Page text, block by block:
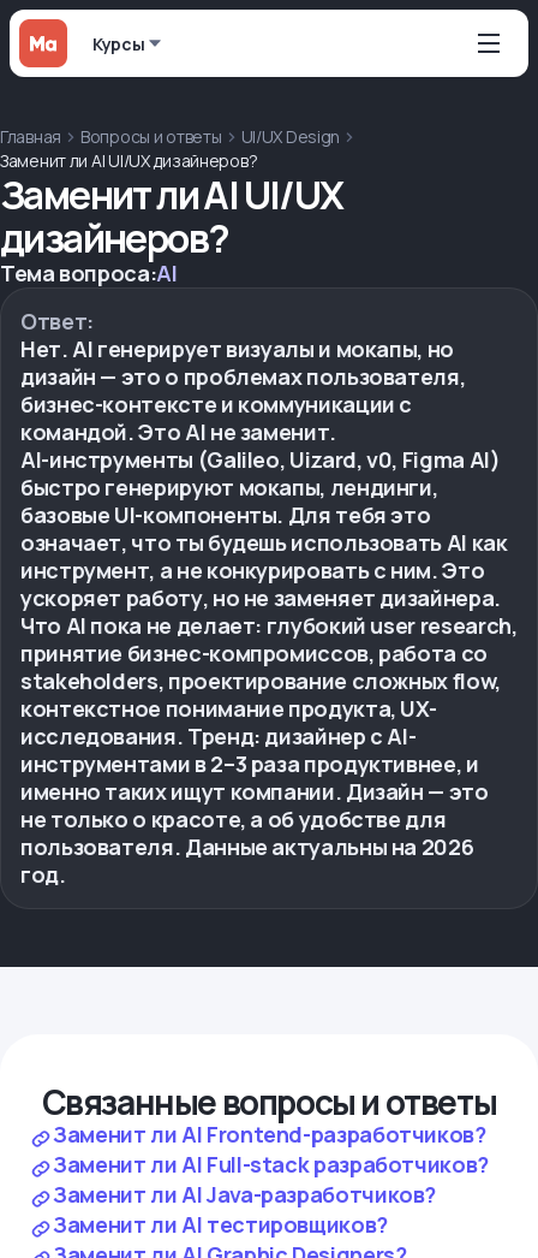
Курсы
Главная Вопросы и ответы
UI/UX Design
Заменит ли AI UI/UX дизайнеров?
Заменит ли AI UI/UX
дизайнеров?
Тема вопроса:AI
Ответ:
Нет. AI генерирует визуалы и мокапы, но
дизайн — это о проблемах пользователя,
бизнес-контексте и коммуникации с
командой. Это AI не заменит.
AI-инструменты (Galileo, Uizard, v0, Figma AI)
быстро генерируют мокапы, лендинги,
базовые UI-компоненты. Для тебя это
означает, что ты будешь использовать AI как
инструмент, а не конкурировать с ним. Это
ускоряет работу, но не заменяет дизайнера.
Что AI пока не делает: глубокий user research,
принятие бизнес-компромиссов, работа со
stakeholders, проектирование сложных flow,
контекстное понимание продукта, UX-
исследования. Тренд: дизайнер с AI-
инструментами в 2–3 раза продуктивнее, и
именно таких ищут компании. Дизайн — это
не только о красоте, а об удобстве для
пользователя. Данные актуальны на 2026
год.
Связанные вопросы и ответы
Заменит ли AI Frontend-разработчиков?
Заменит ли AI Full-stack разработчиков?
Заменит ли AI Java-разработчиков?
Заменит ли AI тестировщиков?